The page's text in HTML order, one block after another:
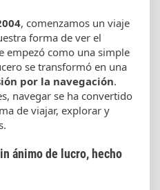
, comenzamos un viaje
forma de ver el
empezó como una simple
se transformó en una
por la navegación.
navegar se ha convertido
de viajar, explorar y
ánimo de lucro, hecho